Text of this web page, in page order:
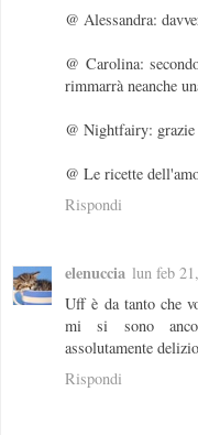
@ Alessandra:
@ Carolina:
rimmarrà neanche
@ Nightfairy:
@ Le ricette
Rispondi
elenuccia lun feb
Uff è da tanto che
mi si sono
assolutamente
Rispondi